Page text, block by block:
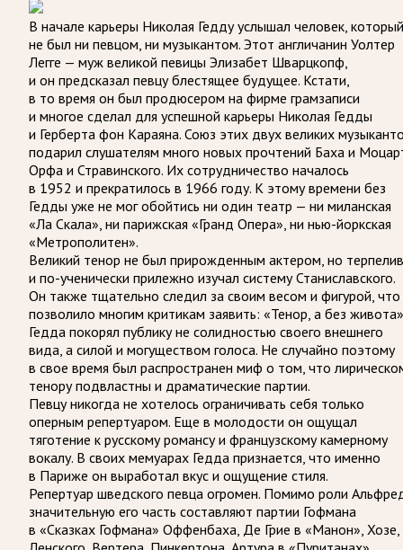
В начале карьеры Николая Гедду услышал человек, который
не был ни певцом, ни музыкантом. Этот англичанин Уолтер
Легге — муж великой певицы Элизабет Шварцкопф,
и он предсказал певцу блестящее будущее. Кстати,
в то время он был продюсером на фирме грамзаписи
и многое сделал для успешной карьеры Николая Гедды
и Герберта фон Караяна. Союз этих двух великих
подарил слушателям много новых прочтений Баха и
Орфа и Стравинского. Их сотрудничество началось
в 1952 и прекратилось в 1966 году. К этому времени без
Гедды уже не мог обойтись ни один театр — ни миланская
«Ла Скала», ни парижская «Гранд Опера», ни нью-йоркская
«Метрополитен».
Великий тенор не был прирожденным актером, но
и по-ученически прилежно изучал систему Станиславского.
Он также тщательно следил за своим весом и фигурой, что
позволило многим критикам заявить: «Тенор, а без
Гедда покорял публику не солидностью своего внешнего
вида, а силой и могуществом голоса. Не случайно поэтому
в свое время был распространен миф о том, что
тенору подвластны и драматические партии.
Певцу никогда не хотелось ограничивать себя только
оперным репертуаром. Еще в молодости он ощущал
тяготение к русскому романсу и французскому камерному
вокалу. В своих мемуарах Гедда признается, что именно
в Париже он выработал вкус и ощущение стиля.
Репертуар шведского певца огромен. Помимо роли
значительную его часть составляют партии Гофмана
в «Сказках Гофмана» Оффенбаха, Де Грие в «Манон», Хозе,